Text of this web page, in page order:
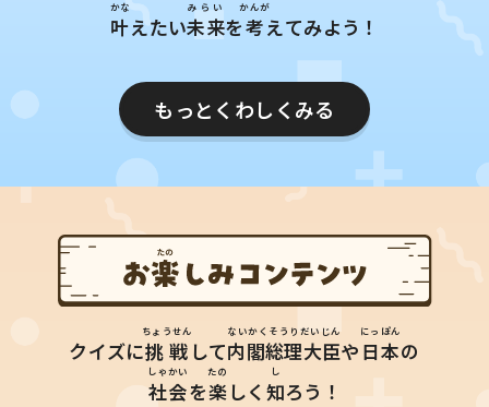
叶
かな
えたい未来
みらい
を考
かんが
えてみよう！
もっとくわしくみる​
クイズに挑戦
ちょうせん
して内閣総理大臣
ないかくそうりだいじん
や 日本
にっぽん
の
社会
しゃかい
を楽
たの
しく 知
し
ろう！